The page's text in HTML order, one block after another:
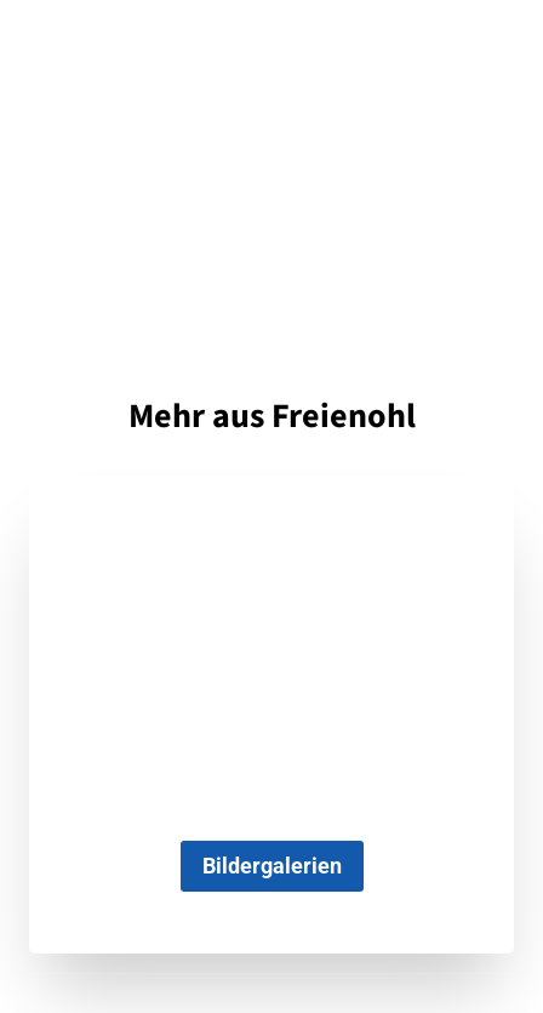
Mehr aus Freienohl
Bildergalerien